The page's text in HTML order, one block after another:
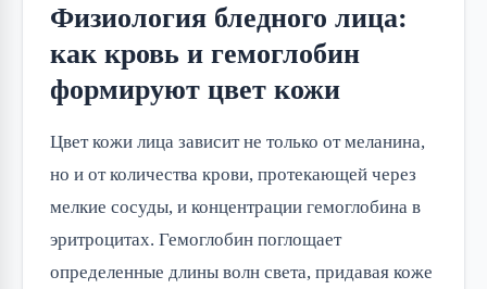
Физиология бледного лица:
как кровь и гемоглобин
формируют цвет кожи
Цвет кожи лица зависит не только от меланина,
но и от количества крови, протекающей через
мелкие сосуды, и концентрации гемоглобина в
эритроцитах. Гемоглобин поглощает
определенные длины волн света, придавая коже